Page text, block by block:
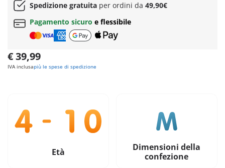
Spedizione gratuita per ordini da 49,90€
Pagamento sicuro e flessibile
€ 39,99
IVA inclusapiù le spese di spedizione
Età
Dimensioni della
confezione